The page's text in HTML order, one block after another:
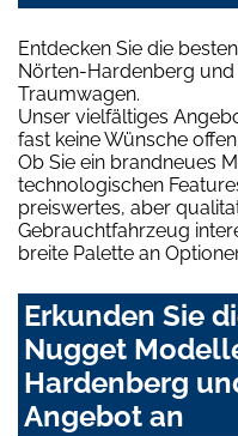
Entdecken Sie die
Nörten-Hardenberg und
Traumwagen.
Unser vielfältiges
fast keine Wünsche offen.
Ob Sie ein brandneues
technologischen
preiswertes, aber
Gebrauchtfahrzeug
breite Palette an
Erkunden Sie
Nugget
Hardenberg
Angebot an